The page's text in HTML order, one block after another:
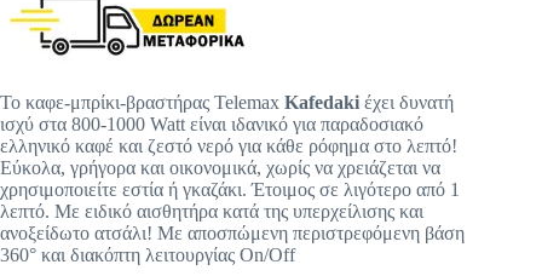
Το καφε-μπρίκι-βραστήρας Telemax Kafedaki έχει δυνατή
ισχύ στα 800-1000 Watt είναι ιδανικό για παραδοσιακό
ελληνικό καφέ και ζεστό νερό για κάθε ρόφημα στο λεπτό!
Εύκολα, γρήγορα και οικονομικά, χωρίς να χρειάζεται να
χρησιμοποιείτε εστία ή γκαζάκι. Έτοιμος σε λιγότερο από 1
λεπτό. Με ειδικό αισθητήρα κατά της υπερχείλισης και
ανοξείδωτο ατσάλι! Με αποσπώμενη περιστρεφόμενη βάση
360° και διακόπτη λειτουργίας On/Off